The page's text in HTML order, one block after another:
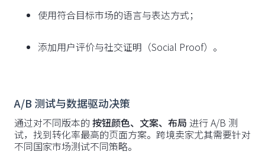
使用符合目标市场的语言与表达方式；
添加用户评价与社交证明（Social Proof）。
A/B 测试与数据驱动决策
通过对不同版本的 按钮颜色、文案、布局 进行 A/B 测
试，找到转化率最高的页面方案。跨境卖家尤其需要针对
不同国家市场测试不同策略。